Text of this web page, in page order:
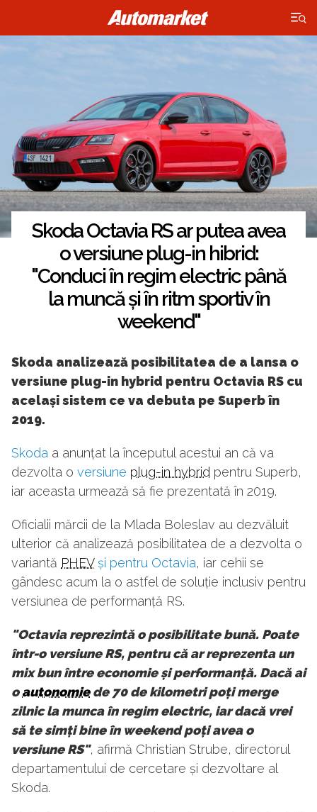
×
Skoda Octavia RS ar putea avea
o versiune plug-in hibrid:
"Conduci în regim electric până
la muncă și în ritm sportiv în
weekend"
Skoda analizează posibilitatea de a lansa o
versiune plug-in hybrid pentru Octavia RS cu
același sistem ce va debuta pe Superb în
2019.
Skoda a anunțat la începutul acestui an că va
dezvolta o versiune plug-in hybrid pentru Superb,
iar aceasta urmează să fie prezentată în 2019.
Oficialii mărcii de la Mlada Boleslav au dezvăluit
ulterior că analizează posibilitatea de a dezvolta o
variantă PHEV și pentru Octavia, iar cehii se
gândesc acum la o astfel de soluție inclusiv pentru
versiunea de performanță RS.
"Octavia reprezintă o posibilitate bună. Poate
într-o versiune RS, pentru că ar reprezenta un
mix bun între economie și performanță. Dacă ai
oautonomiede 70 de kilometri poți merge
zilnic la munca în regim electric, iar dacă vrei
să te simți bine în weekend poți avea o
versiune RS", afirmă Christian Strube, directorul
departamentului de cercetare și dezvoltare al
Skoda.